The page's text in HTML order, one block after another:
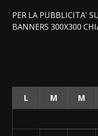
PER LA PUBBLICITA'
BANNERS 300X300
L M M